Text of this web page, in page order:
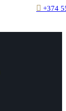
+374